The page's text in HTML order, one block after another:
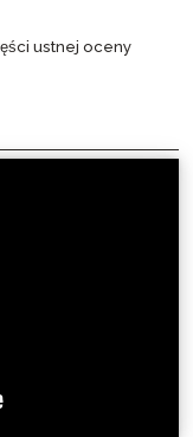
ustnej oceny